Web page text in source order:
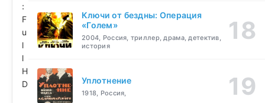
:
F
u
l
l
H
D
Ключи от бездны: Операция
«Голем»
2004, Россия, триллер, драма, детектив,
история
Уплотнение
1918, Россия,